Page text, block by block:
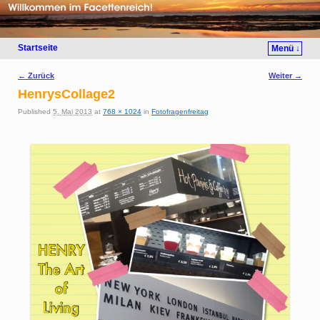
Startseite Menü ↓
Bilder-Navigation
← Zurück Weiter →
HenrysCollage2
Published 5. Mai 2013 at 768 × 1024 in Fotofragenfreitag